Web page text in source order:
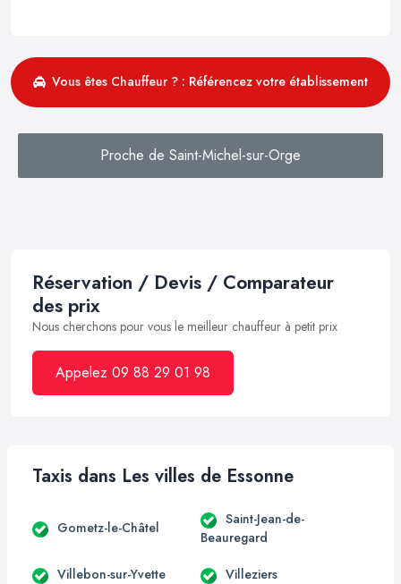
Vous êtes Chauffeur ? : Référencez votre établissement
Proche de Saint-Michel-sur-Orge
Réservation / Devis / Comparateur
des prix
Nous cherchons pour vous le meilleur chauffeur à petit prix
Appelez 09 88 29 01 98
Taxis dans Les villes de Essonne
Gometz-le-Châtel
Saint-Jean-de-
Beauregard
Villebon-sur-Yvette Villeziers